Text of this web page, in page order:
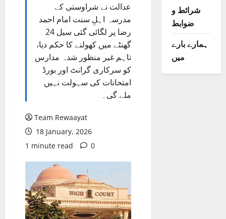
عدالت نے شراوستی کے
مدرسہ اہلِ سنت امام احمد
رضا پر لگائی گئی سیل 24
گھنٹے میں کھولنے کا حکم دیا،
تاہم غیر منظور شدہ مدارس
کو سرکاری گرانٹ اور بورڈ
امتحانات کی سہولت نہیں
ملے گی۔
Team Rewaayat
18 January, 2026
1 minute read
0
شرائط و
ضوابط
ہمارے بارے
میں